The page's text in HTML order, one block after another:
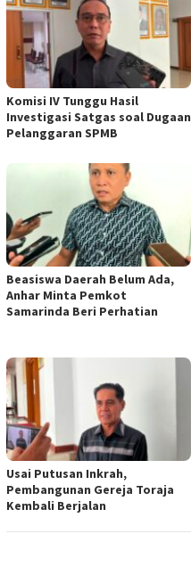
Komisi IV Tunggu Hasil
Investigasi Satgas soal Dugaan
Pelanggaran SPMB
Beasiswa Daerah Belum Ada,
Anhar Minta Pemkot
Samarinda Beri Perhatian
Usai Putusan Inkrah,
Pembangunan Gereja Toraja
Kembali Berjalan